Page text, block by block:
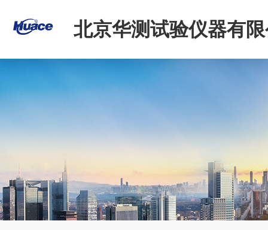
北京华测试验仪器有